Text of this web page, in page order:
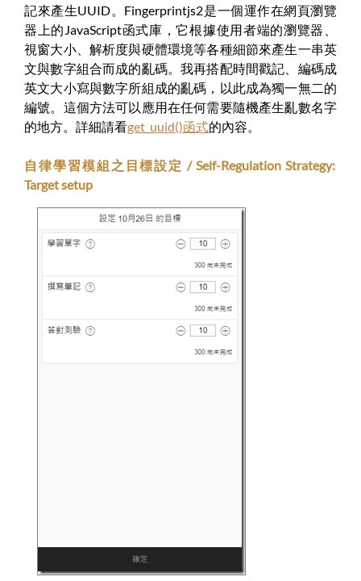
記來產生UUID。Fingerprintjs2是一個運作在網頁瀏覽
器上的JavaScript函式庫，它根據使用者端的瀏覽器、
視窗大小、解析度與硬體環境等各種細節來產生一串英
文與數字組合而成的亂碼。我再搭配時間戳記、編碼成
英文大小寫與數字所組成的亂碼，以此成為獨一無二的
編號。這個方法可以應用在任何需要隨機產生亂數名字
的地方。詳細請看get_uuid()函式的內容。
自律學習模組之目標設定 / Self-Regulation Strategy:
Target setup